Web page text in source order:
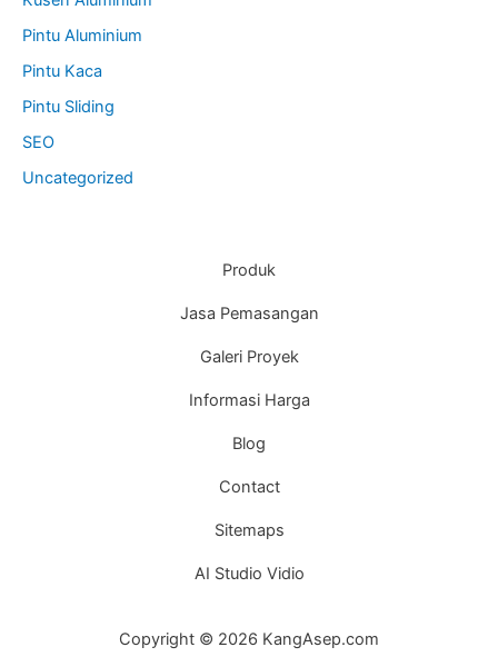
Pintu Aluminium
Pintu Kaca
Pintu Sliding
SEO
Uncategorized
Produk
Jasa Pemasangan
Galeri Proyek
Informasi Harga
Blog
Contact
Sitemaps
AI Studio Vidio
Copyright © 2026 KangAsep.com